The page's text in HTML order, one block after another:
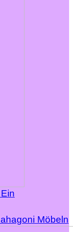
Möbeln